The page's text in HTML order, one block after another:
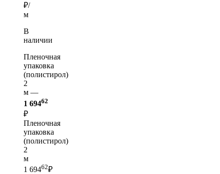
₽/
м
В
наличии
Пленочная
упаковка
(полистирол)
2
м —
1 69462
₽
Пленочная
упаковка
(полистирол)
2
м
1 69462₽